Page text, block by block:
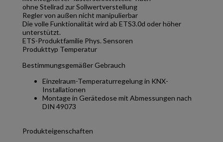
ohne Stellrad zur Sollwertverstellung
Regler von außen nicht manipulierbar
Die volle Funktionalität wird ab ETS3.0d oder höher
unterstützt.
ETS-Produktfamilie Phys. Sensoren
Produkttyp Temperatur
Bestimmungsgemäßer Gebrauch
Einzelraum-Temperaturregelung in KNX-
Installationen
Montage in Gerätedose mit Abmessungen nach
DIN 49073
Produkteigenschaften